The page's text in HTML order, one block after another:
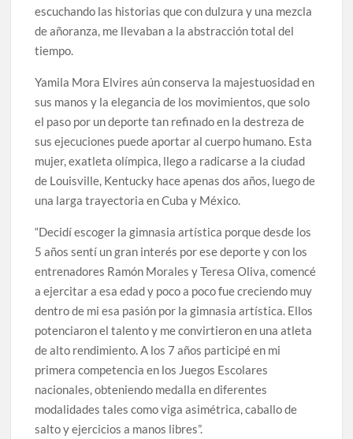
escuchando las historias que con dulzura y una mezcla
de añoranza, me llevaban a la abstracción total del
tiempo.
Yamila Mora Elvires aún conserva la majestuosidad en
sus manos y la elegancia de los movimientos, que solo
el paso por un deporte tan refinado en la destreza de
sus ejecuciones puede aportar al cuerpo humano. Esta
mujer, exatleta olímpica, llego a radicarse a la ciudad
de Louisville, Kentucky hace apenas dos años, luego de
una larga trayectoria en Cuba y México.
“Decidí escoger la gimnasia artística porque desde los
5 años sentí un gran interés por ese deporte y con los
entrenadores Ramón Morales y Teresa Oliva, comencé
a ejercitar a esa edad y poco a poco fue creciendo muy
dentro de mi esa pasión por la gimnasia artística. Ellos
potenciaron el talento y me convirtieron en una atleta
de alto rendimiento. A los 7 años participé en mi
primera competencia en los Juegos Escolares
nacionales, obteniendo medalla en diferentes
modalidades tales como viga asimétrica, caballo de
salto y ejercicios a manos libres”.